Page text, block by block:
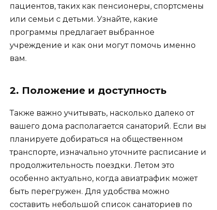
пациентов, таких как пенсионеры, спортсмены
или семьи с детьми. Узнайте, какие
программы предлагает выбранное
учреждение и как они могут помочь именно
вам.
2. Положение и доступность
Также важно учитывать, насколько далеко от
вашего дома располагается санаторий. Если вы
планируете добираться на общественном
транспорте, изначально уточните расписание и
продолжительность поездки. Летом это
особенно актуально, когда авиатрафик может
быть перегружен. Для удобства можно
составить небольшой список санаториев по